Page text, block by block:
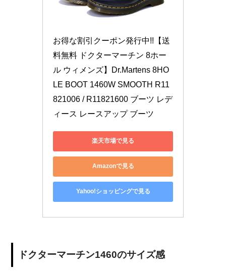
お得な割引クーポン発行中!!【送
料無料 ドクターマーチン 8ホー
ル ウィメンズ】Dr.Martens 8HO
LE BOOT 1460W SMOOTH R11
821006 / R11821600 ブーツ レデ
ィース レースアップ ブーツ
楽天市場で見る
Amazonで見る
Yahoo!ショッピングで見る
ドクターマーチン1460のサイズ感